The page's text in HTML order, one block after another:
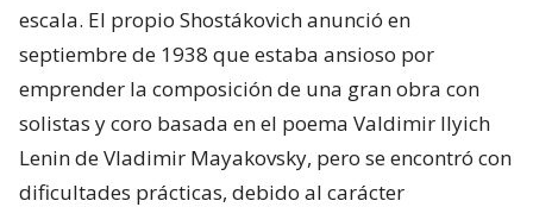
escala. El propio Shostákovich anunció en
septiembre de 1938 que estaba ansioso por
emprender la composición de una gran obra con
solistas y coro basada en el poema Valdimir Ilyich
Lenin de Vladimir Mayakovsky, pero se encontró con
dificultades prácticas, debido al carácter